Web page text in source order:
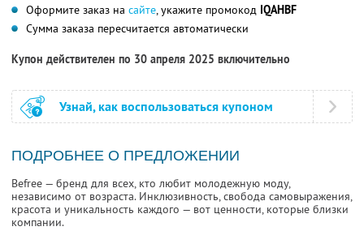
Оформите заказ на сайте, укажите промокод IQAHBF
Сумма заказа пересчитается автоматически
Купон действителен по 30 апреля 2025 включительно
Узнай, как воспользоваться купоном
ПОДРОБНЕЕ О ПРЕДЛОЖЕНИИ
Befree — бренд для всех, кто любит молодежную моду,
независимо от возраста. Инклюзивность, свобода самовыражения,
красота и уникальность каждого — вот ценности, которые близки
компании.